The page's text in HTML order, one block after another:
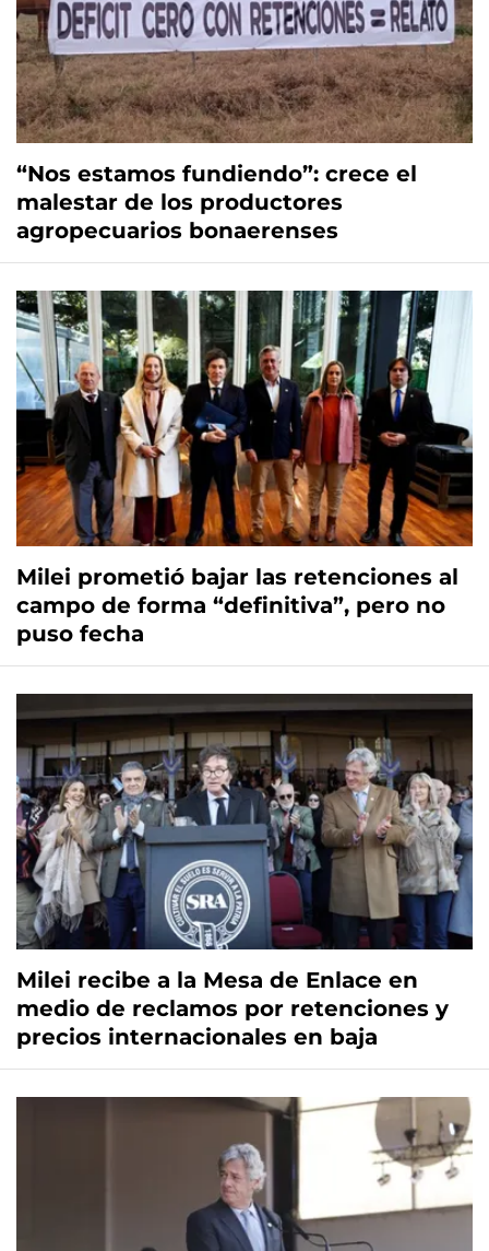
“Nos estamos fundiendo”: crece el
malestar de los productores
agropecuarios bonaerenses
Milei prometió bajar las retenciones al
campo de forma “definitiva”, pero no
puso fecha
Milei recibe a la Mesa de Enlace en
medio de reclamos por retenciones y
precios internacionales en baja